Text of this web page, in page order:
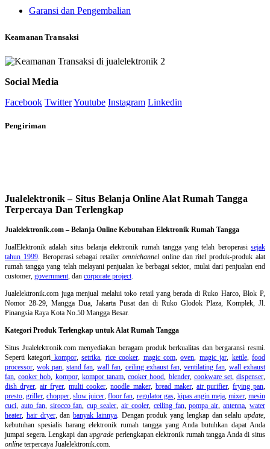
Garansi dan Pengembalian
Keamanan Transaksi
Social Media
Facebook TwitterYoutube Instagram Linkedin
Pengiriman
Jualelektronik – Situs Belanja Online Alat Rumah Tangga
Terpercaya Dan Terlengkap
Jualelektronik.com – Belanja Online Kebutuhan Elektronik Rumah Tangga
JualElektronik adalah situs belanja elektronik rumah tanggayang telah beroperasisejak
tahun 1999. Beroperasi sebagai retaileromnichannel online dan ritel produk-produk alat
rumah tangga yang telah melayani penjualan ke berbagai sektor, mulai dari penjualan end
customer, government, dan corporate project.
Jualelektronik.com juga menjual melalui toko retail yang berada di Ruko Harco, Blok P,
Nomor 28-29, Mangga Dua, Jakarta Pusat dan di Ruko Glodok Plaza, Komplek, Jl.
Pinangsia Raya Kota No.50 Mangga Besar.
Kategori Produk Terlengkap untuk Alat Rumah Tangga
Situs Jualelektronik.com menyediakan beragam produk berkualitas dan bergaransi resmi.
Seperti kategori kompor,setrika, rice cooker, magic com,oven, magic jar, kettle,food
processor,wok pan,stand fan,wall fan, ceiling exhaust fan, ventilating fan, wall exhaust
fan,cooker hob, kompor, kompor tanam,cooker hood, blender, cookware set,dispenser,
dish dryer,air fryer,multi cooker,noodle maker, bread maker, air purifier, frying pan,
presto,griller,chopper,slow juicer,floor fan, regulator gas, kipas angin meja, mixer,mesin
cuci, auto fan, sirocco fan,cup sealer,air cooler, ceiling fan,pompa air,antenna,water
heater, hair dryer, dan banyak lainnya. Dengan produk yang lengkap dan selalu update,
kebutuhan spesialis barang elektronik rumah tangga yang Anda butuhkan dapat Anda
jumpai segera. Lengkapi danupgrade perlengkapan elektronik rumah tangga Anda di situs
online terpercaya Jualelektronik.com.